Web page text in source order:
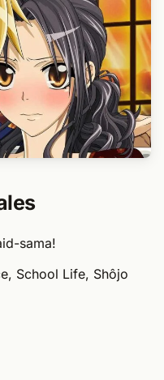
sama!
School Life, Shôjo